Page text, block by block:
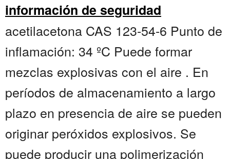
información de seguridad
acetilacetona CAS 123-54-6 Punto de
inflamación: 34 ºC Puede formar
mezclas explosivas con el aire . En
períodos de almacenamiento a largo
plazo en presencia de aire se pueden
originar peróxidos explosivos. Se
puede producir una polimerización